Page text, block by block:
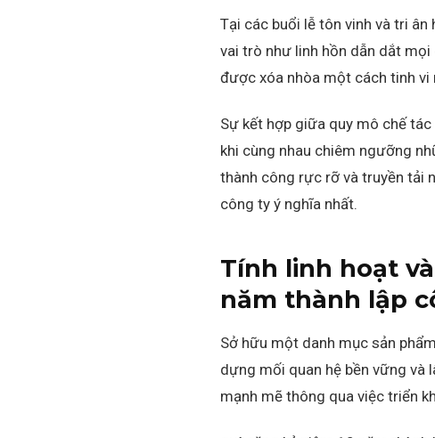
Tại các buổi lễ tôn vinh và tri
vai trò như linh hồn dẫn dắt
được xóa nhòa một cách tinh vi
Sự kết hợp giữa quy mô chế
khi cùng nhau chiêm ngưỡng
thành công rực rỡ và truyền tải
công ty ý nghĩa nhất.
Tính linh hoạt
năm thành lập
Sở hữu một danh mục sản
dựng mối quan hệ bền vững và
mạnh mẽ thông qua việc triển